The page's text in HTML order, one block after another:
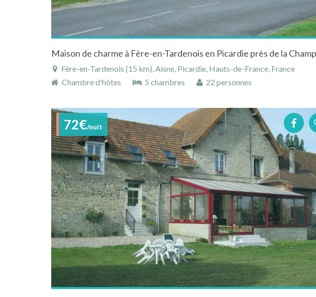
Fère-en-Tardenois (15 km), Aisne, Picardie, Hauts-de-France, France
Chambre d'hôtes
5 chambres 22 personnes
72€/nuit